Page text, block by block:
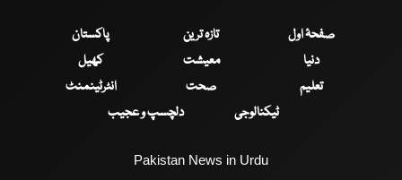
صفحۂ اول تازہ ترین
پاکستان
دنیا
معیشت
کھیل
تعلیم
صحت
انٹرٹینمنٹ
ٹیکنالوجی
دلچسپ و عجیب
Pakistan News in Urdu